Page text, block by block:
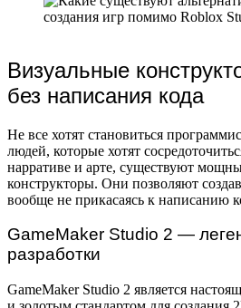
Визуальные
без написания кода
Не все хотят становиться
людей, которые хотят
нарративе и арте, существуют
конструкторы. Они позволяют
вообще не прикасаясь к написанию
GameMaker Studio 2 —
разработки
GameMaker Studio 2 является